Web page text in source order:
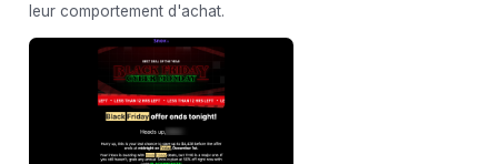
leur comportement d'achat.